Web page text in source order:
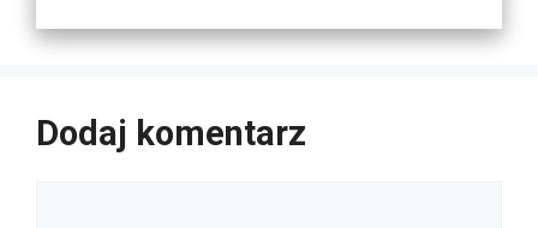
Dodaj komentarz